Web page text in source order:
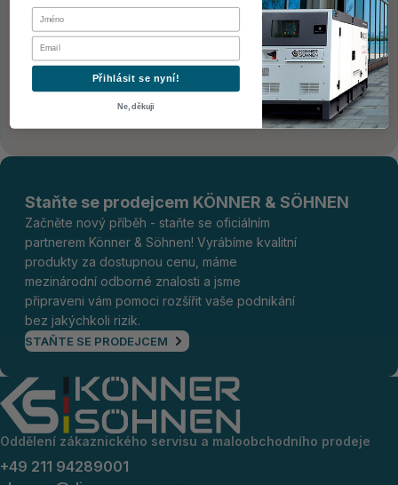
Staňte se prodejcem KÖNNER & SÖHNEN
Začněte nový příběh - staňte se oficiálním
partnerem Könner & Söhnen! Vyrábíme kvalitní
produkty za dostupnou cenu, máme
mezinárodní odborné znalosti a jsme
připraveni vám pomoci rozšířit vaše podnikání
bez jakýchkoli rizik.
STAŇTE SE PRODEJCEM
Oddělení zákaznického servisu a maloobchodního prodeje
+49 211 94289001
Email
Přihlásit se nyní!
Ne, děkuji